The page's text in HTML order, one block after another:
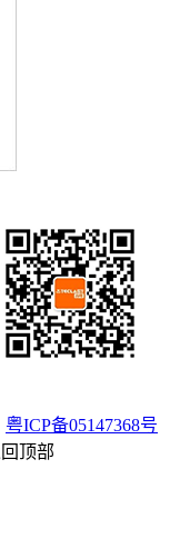
粤ICP备05147368号
顶部